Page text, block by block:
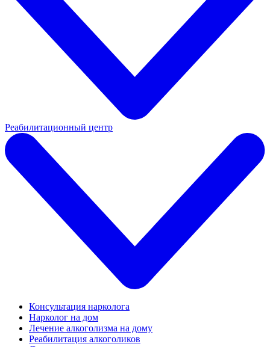
Реабилитационный центр
Консультация нарколога
Нарколог на дом
Лечение алкоголизма на дому
Реабилитация алкоголиков